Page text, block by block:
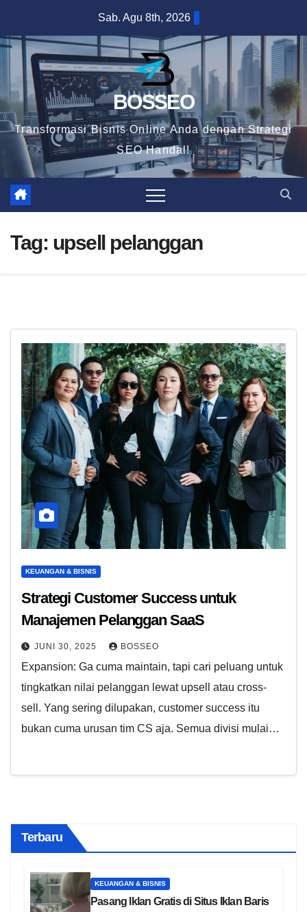
content
Sab. Agu 8th, 2026
BOSSEO
Transformasi Bisnis Online Anda dengan Strategi
SEO Handal!
Tag: upsell pelanggan
KEUANGAN & BISNIS
Strategi Customer Success untuk
Manajemen Pelanggan SaaS
JUNI 30, 2025 BOSSEO
Expansion: Ga cuma maintain, tapi cari peluang untuk
tingkatkan nilai pelanggan lewat upsell atau cross-
sell. Yang sering dilupakan, customer success itu
bukan cuma urusan tim CS aja. Semua divisi mulai…
Terbaru
KEUANGAN & BISNIS
Pasang Iklan Gratis di Situs Iklan Baris